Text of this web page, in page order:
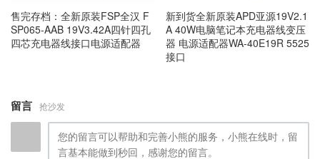
售完存档：全新原装FSP全汉 F
SP065-AAB 19V3.42A四针四孔
四芯充电器线接口电源适配器
新到货全新原装APD亚源19V2.1
A 40W电脑笔记本充电器线变压
器 电源适配器WA-40E19R 5525
接口
留言 抢沙发